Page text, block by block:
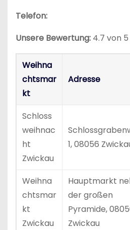
Telefon:
Unsere Bewertung: 4.7 von
Weihna
chtsmar
kt
Adresse
Schloss
weihnac
ht
Zwickau
1, 08056
Weihna
chtsmar
kt
Zwickau
Hauptmarkt
der großen
Pyramide,
Zwickau